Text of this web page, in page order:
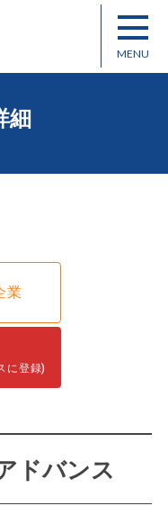
細
業
に登録)
ドバンス